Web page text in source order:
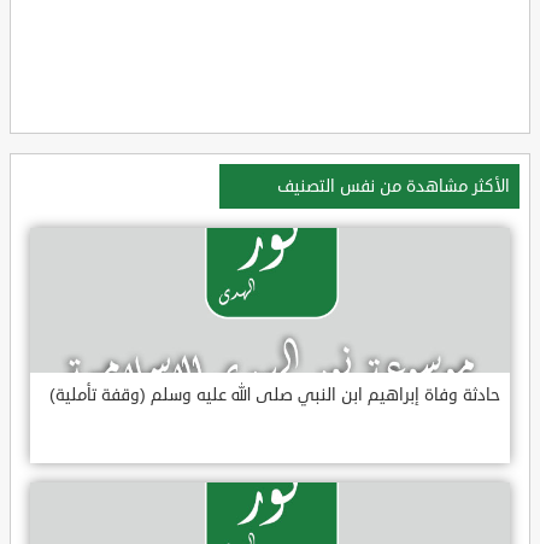
الأكثر مشاهدة من نفس التصنيف
حادثة وفاة إبراهيم ابن النبي صلى الله عليه وسلم (وقفة تأملية)